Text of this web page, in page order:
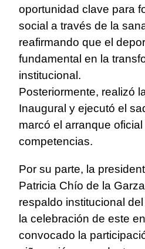
oportunidad clave para
social a través de la
reafirmando que el
fundamental en la
institucional.
Posteriormente, realizó
Inaugural y ejecutó el
marcó el arranque
competencias.
Por su parte, la
Patricia Chío de la
respaldo institucional
la celebración de este
convocado la